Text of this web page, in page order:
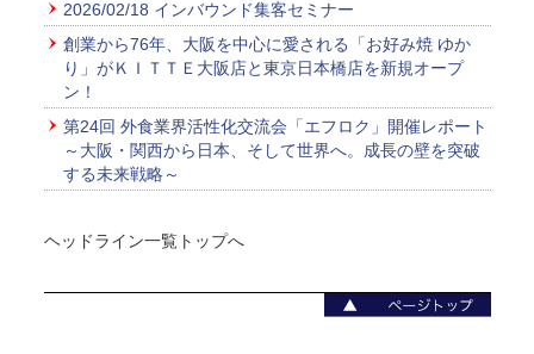
2026/02/18 インバウンド集客セミナー
創業から76年、大阪を中心に愛される「お好み焼 ゆか
り」がＫＩＴＴＥ大阪店と東京日本橋店を新規オープ
ン！
第24回 外食業界活性化交流会「エフロク」開催レポート
～大阪・関西から日本、そして世界へ。成長の壁を突破
する未来戦略～
ヘッドライン一覧トップへ